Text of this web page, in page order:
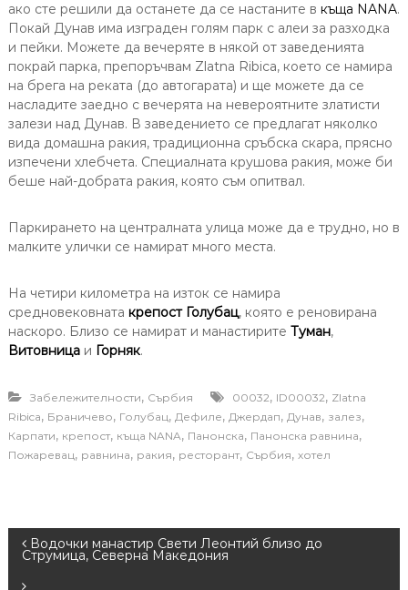
ако сте решили да останете да се настаните в къща NANA.
Покай Дунав има изграден голям парк с алеи за разходка
и пейки. Можете да вечеряте в някой от заведенията
покрай парка, препоръчвам Zlatna Ribica, което се намира
на брега на реката (до автогарата) и ще можете да се
насладите заедно с вечерята на невероятните златисти
залези над Дунав. В заведението се предлагат няколко
вида домашна ракия, традиционна сръбска скара, прясно
изпечени хлебчета. Специалната крушова ракия, може би
беше най-добрата ракия, която съм опитвал.
Паркирането на централната улица може да е трудно, но в
малките улички се намират много места.
На четири километра на изток се намира
средновековната крепост Голубац, която е реновирана
наскоро. Близо се намират и манастирите Туман,
Витовница и Горняк.
Забележителности, Сърбия 00032, ID00032, Zlatna
Ribica, Браничево, Голубац, Дефиле, Джердап, Дунав, залез,
Карпати, крепост, къща NANA, Панонска, Панонска равнина,
Пожаревац, равнина, ракия, ресторант, Сърбия, хотел
P Водочки манастир Свети Леонтий близо до
Струмица, Северна Македония